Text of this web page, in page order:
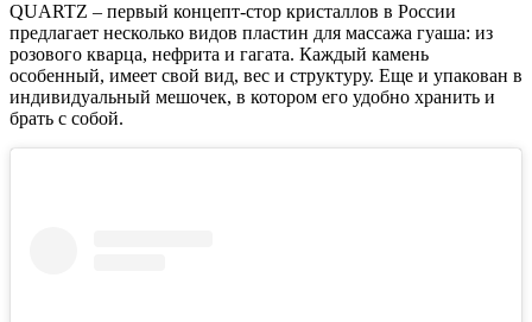
QUARTZ – первый концепт-стор кристаллов в России
предлагает несколько видов пластин для массажа гуаша: из
розового кварца, нефрита и гагата. Каждый камень
особенный, имеет свой вид, вес и структуру. Еще и упакован в
индивидуальный мешочек, в котором его удобно хранить и
брать с собой.